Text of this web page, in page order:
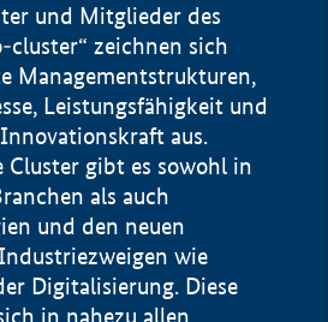
und Mitglieder des
cluster“ zeichnen sich
Managementstrukturen,
Leistungsfähigkeit und
aus.
Cluster gibt es sowohl in
als auch
und den neuen
wie
Digitalisierung. Diese
in nahezu allen